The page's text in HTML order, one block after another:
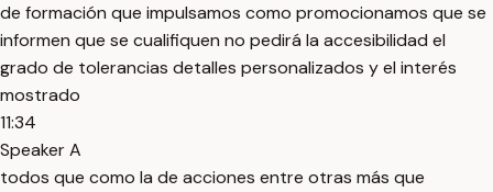
de formación que impulsamos como promocionamos que se
informen que se cualifiquen no pedirá la accesibilidad el
grado de tolerancias detalles personalizados y el interés
mostrado
11:34
Speaker A
todos que como la de acciones entre otras más que